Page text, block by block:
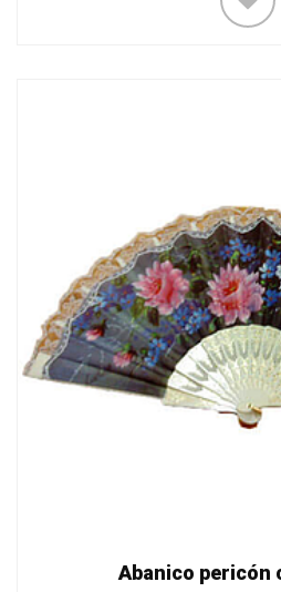
Abanico pericón